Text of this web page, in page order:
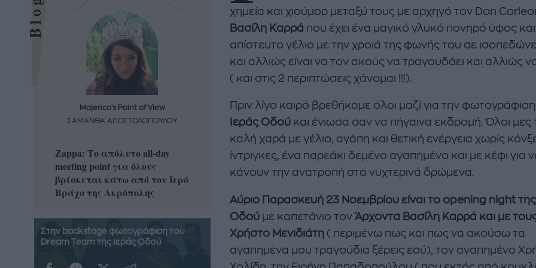
χημεία και χιούμορ μεταξύ τους με αρχηγό τον Don
Βασίλη Καρρά που έχει ένα μαγικό γλυκό πονηρό ύφος και
απίστευτο γέλιο με την χροιά της φωνής του σε
και αλλιώς είναι να τον ακούς να τραγουδάει και αλλιώς να
( και στις 2 περιπτώσεις χάνομαι !!!).
Πριν λίγο καιρό βρεθήκαμε όλοι μαζί για την
Ιεράς Οδού και ένιωσα σαν να πήγαινα εκδρομή. Όλοι μες
καλή χαρά με γέλιο, αγάπη και θετική ενέργεια χωρίς
ίντριγκες, ένα παρεάκι δεμένο αγαπημένο και με κέφι για
κάνουν την ανατροπή στα νυχτερινά δρώμενα.
Αύριο Παρασκευή 23 Νοεμβρίου είναι το opening night της
Οδού με καπετάνιο τον Άρχοντα Βασίλη Καρρά και με
Χρήστο Μενιδιάτη ( περιμένω πως και πως να ακούσω τα
αγαπημένα μου τραγούδια ξέρεις εσύ), τον αγαπημένο
Majenco's Point of View
ΣΑΜΑΝΘΑ ΑΠΟΣΤΟΛΟΠΟΥΛΟΥ
Zappa: Το απόλυτο all-day
meeting point για όλους
βρίσκεται κάτω από τον Ιερό
Βράχο της Ακρόπολης
Majenco's Point of View
ΣΑΜΑΝΘΑ ΑΠΟΣΤΟΛΟΠΟΥΛΟΥ
Η απόλυτη καλοκαιρινή
δροσερή σαλάτα με
καρπούζι, φέτα και φράουλες
που θα λατρέψετε
A STORY BY KORI
ΔΑΦΝΗ ΚΑΡΑΒΟΚΥΡΗ
Nτίνα Νικολάου: «Όταν
έπαθα την πρώτη κρίση
πανικού νόμιζα πως θα
πεθάνω»
Στην backstage φωτογράφιση του
Dream Team της Ιεράς Οδού